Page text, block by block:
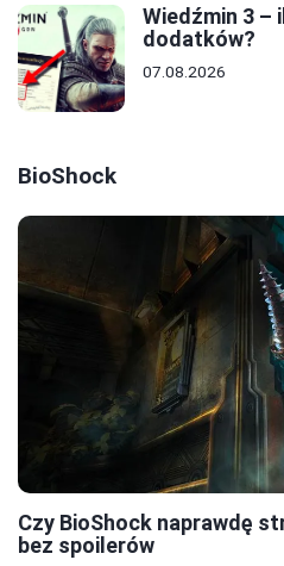
Wiedźmin 3 –
dodatków?
07.08.2026
BioShock
Czy BioShock naprawdę
bez spoilerów